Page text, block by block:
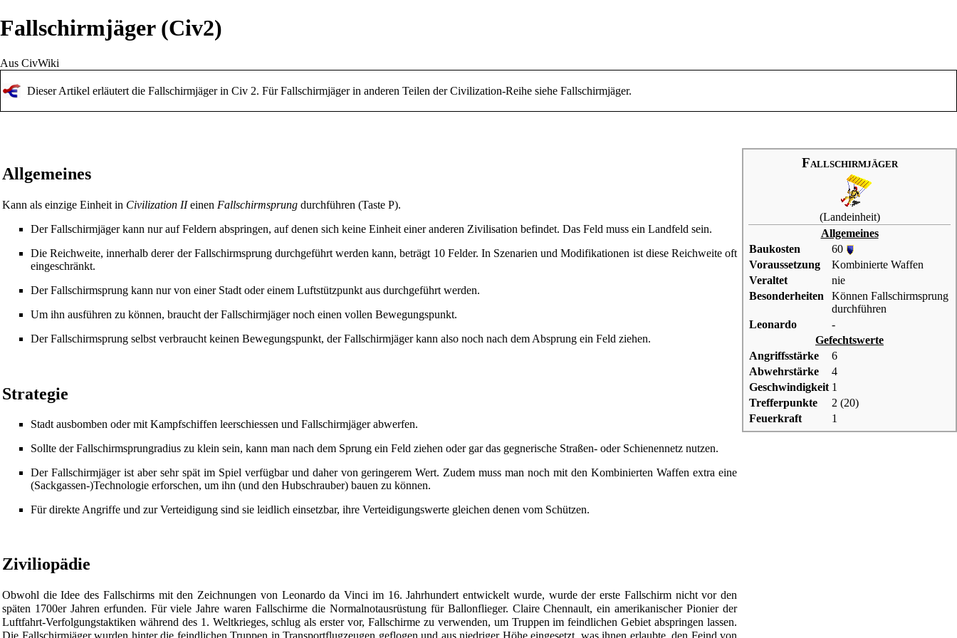
Fallschirmjäger (Civ2)
Aus CivWiki
Dieser Artikel erläutert die Fallschirmjäger in Civ 2. Für Fallschirmjäger in anderen Teilen der Civilization-Reihe siehe Fallschirmjäger.
Fallschirmjäger
(Landeinheit)
Allgemeines
Baukosten
60
Voraussetzung
Kombinierte Waffen
Veraltet
nie
Besonderheiten
Können Fallschirmsprung
durchführen
Leonardo
-
Gefechtswerte
Angriffsstärke
6
Abwehrstärke
4
Geschwindigkeit 1
Trefferpunkte
2 (20)
Feuerkraft
1
Allgemeines
Kann als einzige Einheit in Civilization IIeinen Fallschirmsprung durchführen (Taste P).
Der Fallschirmjäger kann nur auf Feldern abspringen, auf denen sich keine Einheit einer anderen Zivilisation befindet. Das Feld muss ein Landfeld sein.
Die Reichweite, innerhalb derer der Fallschirmsprung durchgeführt werden kann, beträgt 10 Felder. In Szenarien und Modifikationen ist diese Reichweite oft
eingeschränkt.
Der Fallschirmsprung kann nur von einer Stadt oder einem Luftstützpunkt aus durchgeführt werden.
Um ihn ausführen zu können, braucht der Fallschirmjäger noch einen vollen Bewegungspunkt.
Der Fallschirmsprung selbst verbraucht keinen Bewegungspunkt, der Fallschirmjäger kann also noch nach dem Absprung ein Feld ziehen.
Strategie
Stadt ausbomben oder mit Kampfschiffen leerschiessen und Fallschirmjäger abwerfen.
Sollte der Fallschirmsprungradius zu klein sein, kann man nach dem Sprung ein Feld ziehen oder gar das gegnerische Straßen- oder Schienennetz nutzen.
Der Fallschirmjäger ist aber sehr spät im Spiel verfügbar und daher von geringerem Wert. Zudem muss man noch mit denKombinierten Waffen extra eine
(Sackgassen-)Technologie erforschen, um ihn (und den Hubschrauber) bauen zu können.
Für direkte Angriffe und zur Verteidigung sind sie leidlich einsetzbar, ihre Verteidigungswerte gleichen denen vom Schützen.
Ziviliopädie
Obwohl die Idee des Fallschirms mit den Zeichnungen von Leonardo da Vinci im 16. Jahrhundert entwickelt wurde, wurde der erste Fallschirm nicht vor den
späten 1700er Jahren erfunden. Für viele Jahre waren Fallschirme die Normalnotausrüstung für Ballonflieger. Claire Chennault, ein amerikanischer Pionier der
Luftfahrt-Verfolgungstaktiken während des 1. Weltkrieges, schlug als erster vor, Fallschirme zu verwenden, um Truppen im feindlichen Gebiet abspringen lassen.